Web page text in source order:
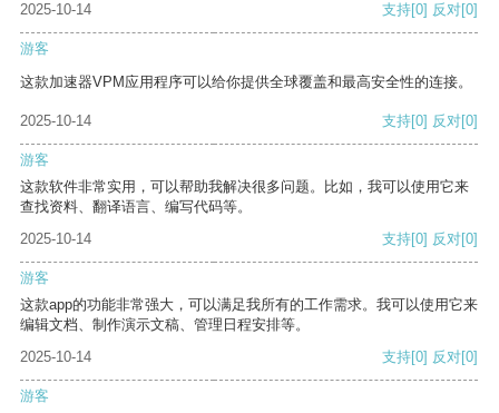
2025-10-14
支持[0] 反对[0]
游客
这款加速器VPM应用程序可以给你提供全球覆盖和最高安全性的连接。
2025-10-14 支持[0] 反对[0]
游客
这款软件非常实用，可以帮助我解决很多问题。比如，我可以使用它来
查找资料、翻译语言、编写代码等。
2025-10-14
支持[0] 反对[0]
游客
这款app的功能非常强大，可以满足我所有的工作需求。我可以使用它来
编辑文档、制作演示文稿、管理日程安排等。
2025-10-14
支持[0] 反对[0]
游客